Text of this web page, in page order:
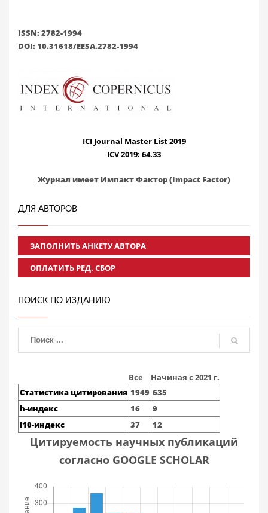
ISSN: 2782-1994
DOI: 10.31618/EESA.2782-1994
ICI Journal Master List 2019
ICV 2019: 64.33
Журнал имеет Импакт Фактор (Impact Factor)
ДЛЯ АВТОРОВ
ЗАПОЛНИТЬ АНКЕТУ АВТОРА
ОПЛАТИТЬ РЕД. СБОР
ПОИСК ПО ИЗДАНИЮ
Все
Начиная с 2021 г.
Статистика цитирования 1949 635
h-индекс
16
9
i10-индекс
37 12
Цитируемость научных публикаций
согласно GOOGLE SCHOLAR